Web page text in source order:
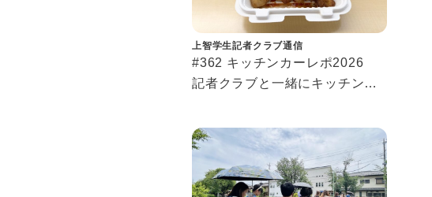
上智学生記者クラブ通信
#362 キッチンカーレポ2026
記者クラブと一緒にキッチンカ